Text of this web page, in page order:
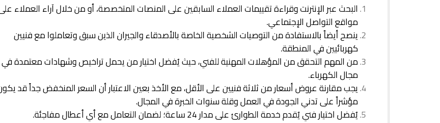
البحث عبر الإنترنت وقراءة تقييمات العملاء السابقين على المنصات المتخصصة، أو من خلال آراء العملاء
مواقع التواصل الإجتماعي.
ينصح أيضاً بالاستفادة من التوصيات الشخصية الخاصة بالأصدقاء والجيران الذين سبق وتعاملوا مع فنيين
كهربائيين في المنطقة.
من المهم التحقق من المؤهلات المهنية للفني، حيث يُفضل اختيار من يحمل تراخيص وشهادات معتمدة في
مجال الكهرباء.
يجب مقارنة عروض أسعار من ثلاثة فنيين على الأقل، مع الأخذ بعين الاعتبار أن السعر المنخفض جداً قد
مؤشراً على تدني الجودة في العمل وقلة سنوات الخبرة في المجال.
يُفضل اختيار فني يُقدم خدمة الطوارئ على مدار 24 ساعة؛ لضمان التعامل مع أي أعطال مفاجئة.